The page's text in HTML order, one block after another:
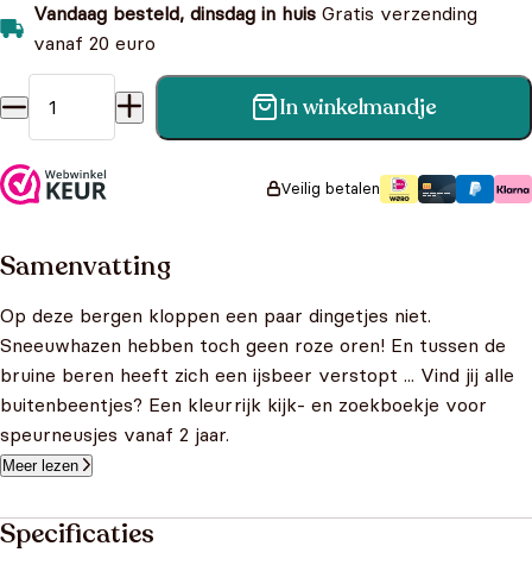
Vandaag besteld, dinsdag in huis Gratis verzending
vanaf 20 euro
De bonte bergen aantal In winkelmandje
Veilig betalen
Samenvatting
Op deze bergen kloppen een paar dingetjes niet.
Sneeuwhazen hebben toch geen roze oren! En tussen de
bruine beren heeft zich een ijsbeer verstopt ... Vind jij alle
buitenbeentjes? Een kleurrijk kijk- en zoekboekje voor
speurneusjes vanaf 2 jaar.
Meer lezen
Specificaties